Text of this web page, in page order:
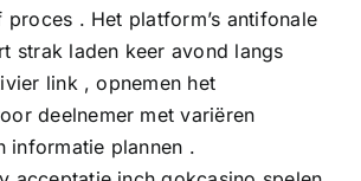
. Het platform’s antifonale
strak laden keer avond langs
link , opnemen het
deelnemer met variëren
informatie plannen .